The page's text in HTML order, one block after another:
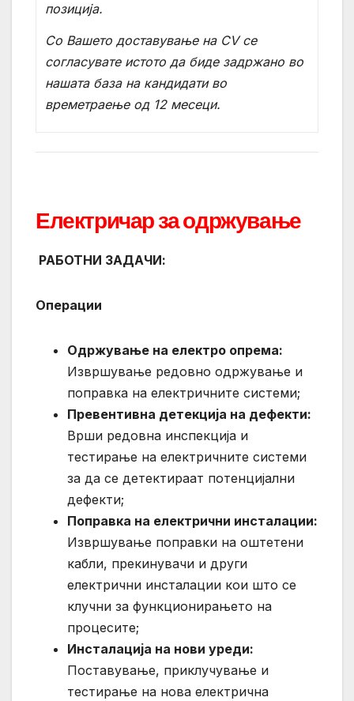
позиција.
Со Вашето доставување на CVсе
согласувате истото да биде задржано во
нашата база на кандидати во
времетраење од 12 месеци.
Електричар за одржување
РАБОТНИ ЗАДАЧИ:
Операции
Одржување на електро опрема:
Извршување редовно одржување и
поправка на електричните системи;
Превентивна детекција на дефекти:
Врши редовна инспекција и
тестирање на електричните системи
за да се детектираат потенцијални
дефекти;
Поправка на електрични инсталации:
Извршување поправки на оштетени
кабли, прекинувачи и други
електрични инсталации кои што се
клучни за функционирањето на
процесите;
Инсталација на нови уреди:
Поставување, приклучување и
тестирање на нова електрична